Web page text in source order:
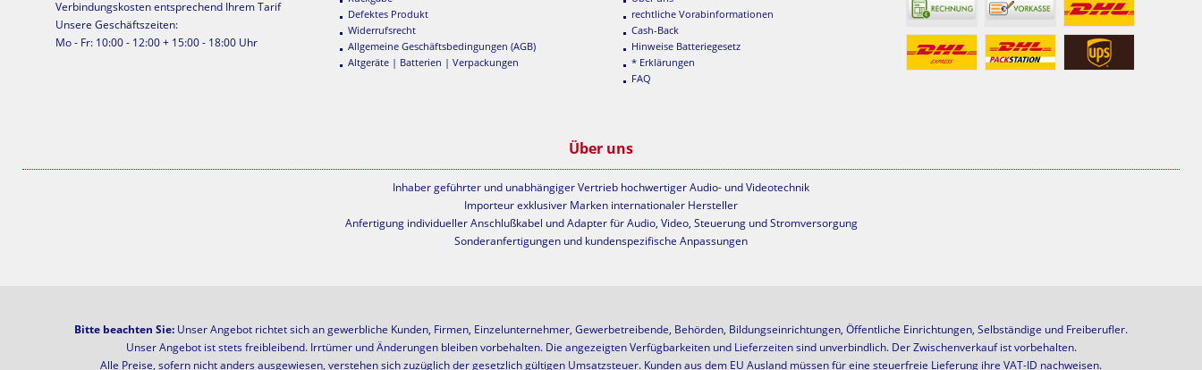
Verbindungskosten entsprechend Ihrem Tarif
Unsere Geschäftszeiten:
Mo - Fr: 10:00 - 12:00 + 15:00 - 18:00 Uhr
Defektes Produkt
Widerrufsrecht
Allgemeine Geschäftsbedingungen (AGB)
Altgeräte | Batterien | Verpackungen
rechtliche Vorabinformationen
Cash-Back
Hinweise Batteriegesetz
* Erklärungen
FAQ
Über uns
Inhaber geführter und unabhängiger Vertrieb hochwertiger Audio- und Videotechnik
Importeur exklusiver Marken internationaler Hersteller
Anfertigung individueller Anschlußkabel und Adapter für Audio, Video, Steuerung und Stromversorgung
Sonderanfertigungen und kundenspezifische Anpassungen
Bitte beachten Sie: Unser Angebot richtet sich an gewerbliche Kunden, Firmen, Einzelunternehmer, Gewerbetreibende, Behörden, Bildungseinrichtungen, Öffentliche Einrichtungen, Selbständige und Freiberufler.
Unser Angebot ist stets freibleibend. Irrtümer und Änderungen bleiben vorbehalten. Die angezeigten Verfügbarkeiten und Lieferzeiten sind unverbindlich. Der Zwischenverkauf ist vorbehalten.
Alle Preise, sofern nicht anders ausgewiesen, verstehen sich zuzüglich der gesetzlich gültigen Umsatzsteuer. Kunden aus dem EU Ausland müssen für eine steuerfreie Lieferung ihre VAT-ID nachweisen.